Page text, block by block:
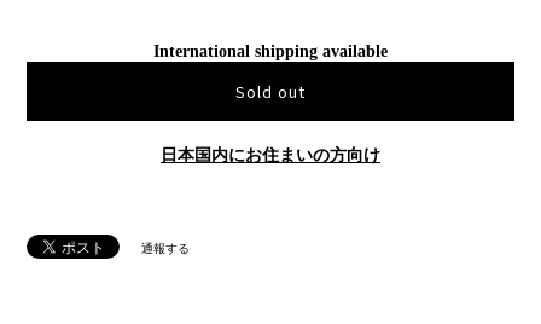
International shipping available
Sold out
日本国内にお住まいの方向け
通報する